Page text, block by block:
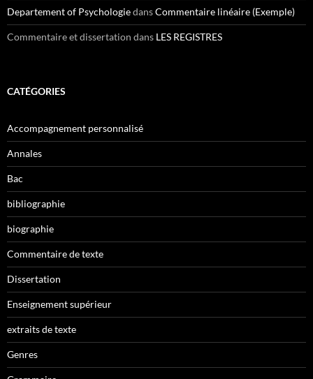
Departement of PsychologiedansCommentaire linéaire (Exemple)
Commentaire et dissertation dans LES REGISTRES
CATÉGORIES
Accompagnement personnalisé
Annales
Bac
bibliographie
biographie
Commentaire de texte
Dissertation
Enseignement supérieur
extraits de texte
Genres